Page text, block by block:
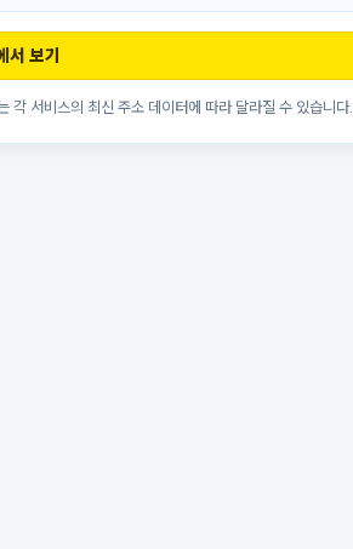
서 보기
각 서비스의 최신 주소 데이터에 따라 달라질 수 있습니다.